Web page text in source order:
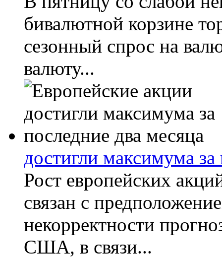
бивалютной корзине
сезонный спрос на
валюту...
достигли максимума
Рост европейских
связан с
некорректности
США, в связи...